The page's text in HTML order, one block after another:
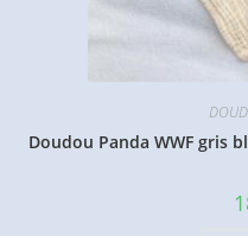
Doudou Panda WWF gris